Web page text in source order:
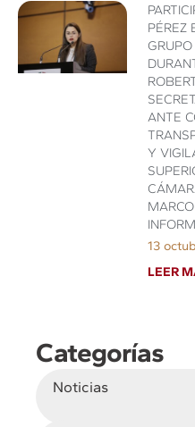
PÉREZ
ANTE
Y
13
LEER
Categorías
Noticias